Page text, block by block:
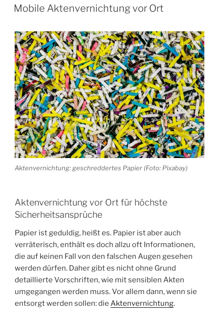
gewährleistet
DGUV
Prüfungen“
AM
Mobile Aktenvernichtung vor Ort
Aktenvernichtung: geschreddertes Papier (Foto: Pixabay)
Aktenvernichtung vor Ort für höchste
Sicherheitsansprüche
Papier ist geduldig, heißt es. Papier ist aber auch
verräterisch, enthält es doch allzu oft Informationen,
die auf keinen Fall von den falschen Augen gesehen
werden dürfen. Daher gibt es nicht ohne Grund
detaillierte Vorschriften, wie mit sensiblen Akten
umgegangen werden muss. Vor allem dann, wenn sie
entsorgt werden sollen: die Aktenvernichtung.